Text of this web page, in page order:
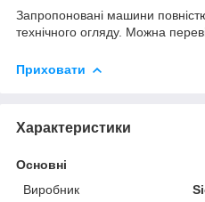
Запропоновані машини
технічного огляду. Можна
Приховати
Характеристики
Основні
Виробник